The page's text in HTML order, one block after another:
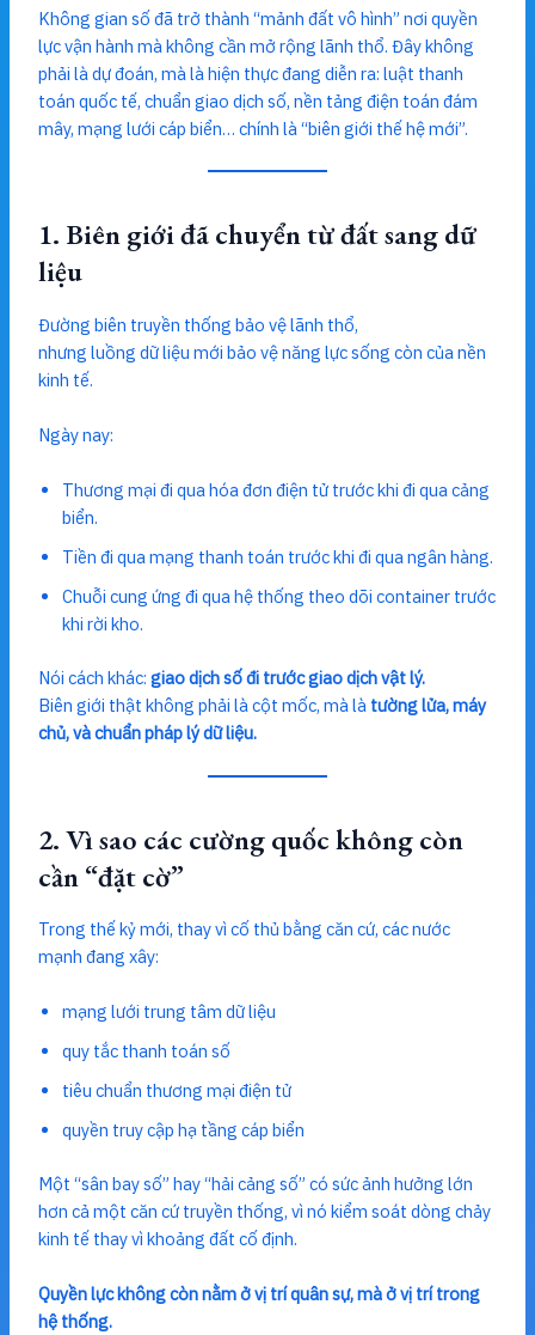
Không gian số đã trở thành “mảnh đất vô hình” nơi quyền
lực vận hành mà không cần mở rộng lãnh thổ. Đây không
phải là dự đoán, mà là hiện thực đang diễn ra: luật thanh
toán quốc tế, chuẩn giao dịch số, nền tảng điện toán đám
mây, mạng lưới cáp biển… chính là “biên giới thế hệ mới”.
1. Biên giới đã chuyển từ đất sang dữ
liệu
Đường biên truyền thống bảo vệ lãnh thổ,
nhưng luồng dữ liệu mới bảo vệ năng lực sống còn của nền
kinh tế.
Ngày nay:
Thương mại đi qua hóa đơn điện tử trước khi đi qua cảng
biển.
Tiền đi qua mạng thanh toán trước khi đi qua ngân hàng.
Chuỗi cung ứng đi qua hệ thống theo dõi container trước
khi rời kho.
Nói cách khác: giao dịch số đi trước giao dịch vật lý.
Biên giới thật không phải là cột mốc, mà là tường lửa, máy
chủ, và chuẩn pháp lý dữ liệu.
2. Vì sao các cường quốc không còn
cần “đặt cờ”
Trong thế kỷ mới, thay vì cố thủ bằng căn cứ, các nước
mạnh đang xây:
mạng lưới trung tâm dữ liệu
quy tắc thanh toán số
tiêu chuẩn thương mại điện tử
quyền truy cập hạ tầng cáp biển
Một “sân bay số” hay “hải cảng số” có sức ảnh hưởng lớn
hơn cả một căn cứ truyền thống, vì nó kiểm soát dòng chảy
kinh tế thay vì khoảng đất cố định.
Quyền lực không còn nằm ở vị trí quân sự, mà ở vị trí trong
hệ thống.